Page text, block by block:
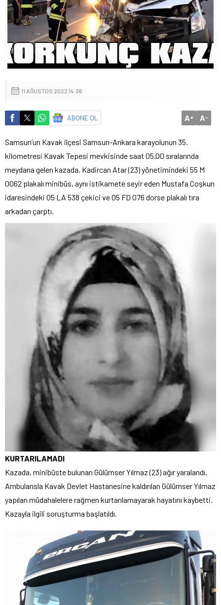
11 AĞUSTOS 2022 14:36
ABONE OL A+ A-
Samsun’un Kavak ilçesi Samsun-Ankara karayolunun 35.
kilometresi Kavak Tepesi mevkisinde saat 05.00 sıralarında
meydana gelen kazada, Kadircan Atar (23) yönetimindeki 55 M
0062 plakalı minibüs, aynı istikamete seyir eden Mustafa Coşkun
idaresindeki 05 LA 538 çekici ve 05 FD 076 dorse plakalı tıra
arkadan çarptı.
KURTARILAMADI
Kazada, minibüste bulunan Gülümser Yılmaz (23) ağır yaralandı.
Ambulansla Kavak Devlet Hastanesine kaldırılan Gülümser Yılmaz
yapılan müdahalelere rağmen kurtarılamayarak hayatını kaybetti.
Kazayla ilgili soruşturma başlatıldı.